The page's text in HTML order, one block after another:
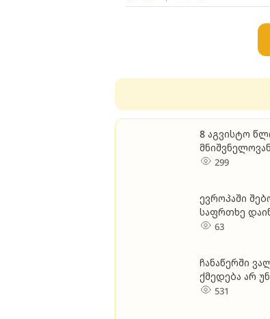
8 აგვისტო
299
ევროპაში
საფრთხე
63
ჩა­ნა­წერ­ში
ქმე­დე­ბა არ
რომ531